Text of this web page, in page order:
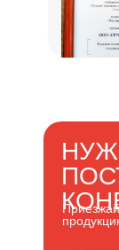
пос.
2019-